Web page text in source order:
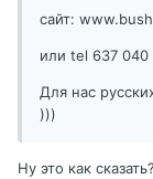
сайт:
или tel 637 040
Для нас
)))
Ну это как